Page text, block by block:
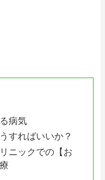
病気
すればいいか？
ニックでの【お